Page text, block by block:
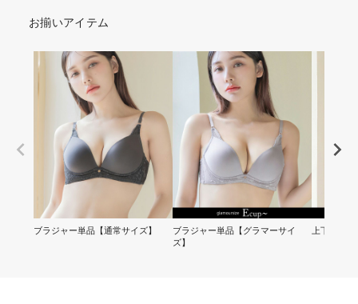
お揃いアイテム
ブラジャー単品【通常サイズ】
ブラジャー単品【グラマーサイ
ズ】
上下セッ